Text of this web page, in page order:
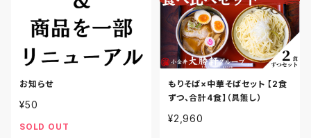
お知らせ
¥50
SOLD OUT
もりそば×中華そばセット 【2食
ずつ、合計4食】（具無し）
¥2,960